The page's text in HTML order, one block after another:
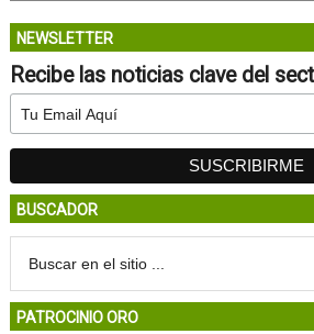
NEWSLETTER
Recibe las noticias clave del
BUSCADOR
PATROCINIO ORO